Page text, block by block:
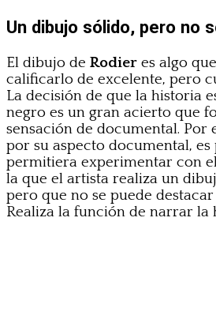
Un dibujo sólido, pero no
El dibujo de Rodier es algo
calificarlo de excelente, pero
La decisión de que la historia
negro es un gran acierto que
sensación de documental. Por
por su aspecto documental,
permitiera experimentar con
la que el artista realiza un
pero que no se puede
Realiza la función de narrar la